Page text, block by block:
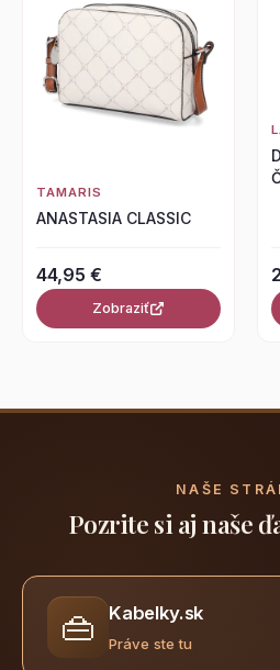
TAMARIS
ANASTASIA CLASSIC
44,95 €
Zobraziť
NAŠE
Pozrite si aj naše
👜 Kabelky.sk
Práve ste tu